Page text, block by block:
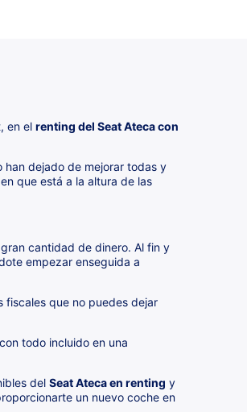
en el renting del Seat Ateca con
han dejado de mejorar todas y
que está a la altura de las
cantidad de dinero. Al fin y
empezar enseguida a
fiscales que no puedes dejar
todo incluido en una
del Seat Ateca en renting y
un nuevo coche en